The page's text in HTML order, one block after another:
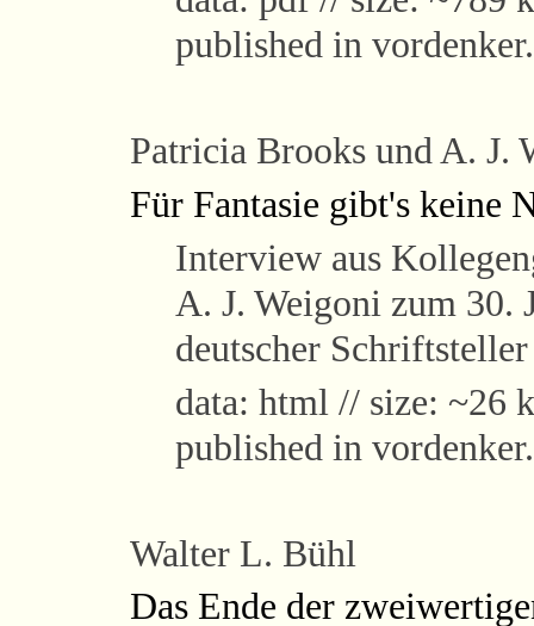
published in
Patricia Brooks und A. J.
Für Fantasie gibt's keine
Interview aus
A. J. Weigoni zum 30.
deutscher
data: html // size: ~26
published in
Walter L. Bühl
Das Ende der